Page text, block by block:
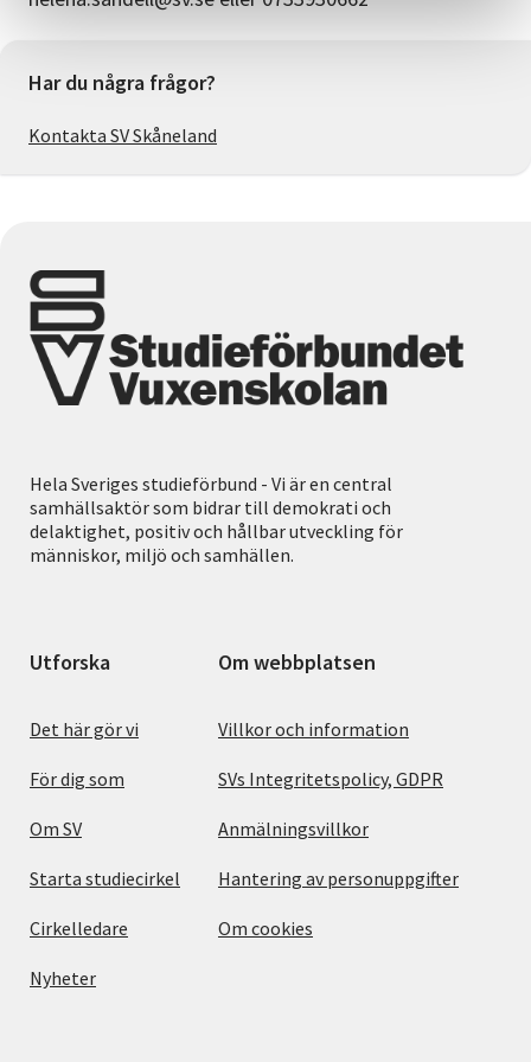
Har du några frågor?
Kontakta SV Skåneland
Hela Sveriges studieförbund - Vi är en central
samhällsaktör som bidrar till demokrati och
delaktighet, positiv och hållbar utveckling för
människor, miljö och samhällen.
Utforska
Det här gör vi
För dig som
Om SV
Starta studiecirkel
Cirkelledare
Nyheter
Om webbplatsen
Villkor och information
SVs Integritetspolicy, GDPR
Anmälningsvillkor
Hantering av personuppgifter
Om cookies